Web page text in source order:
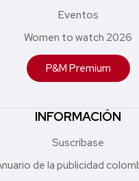
Eventos
Women to watch 2026
P&M Premium
INFORMACIÓN
Suscríbase
de la publicidad